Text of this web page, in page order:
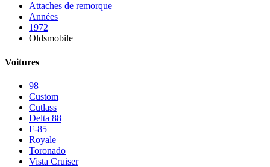
Attaches de remorque
Années
1972
Oldsmobile
Voitures
98
Custom
Cutlass
Delta 88
F-85
Royale
Toronado
Vista Cruiser